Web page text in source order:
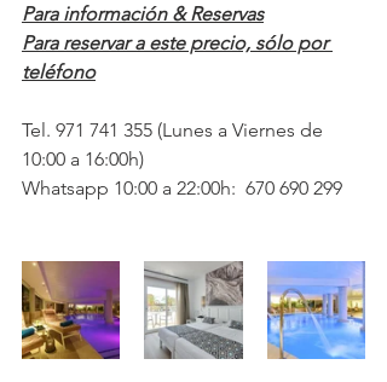
Para información & Reservas
Para reservar a este precio, sólo por
teléfono
Tel. 971 741 355 (Lunes a Viernes de
10:00 a 16:00h)
Whatsapp 10:00 a 22:00h:  670 690 299